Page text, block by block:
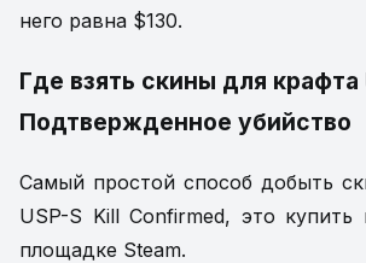
него равна $130.
Где взять скины для крафта
Подтвержденное убийство
Самый простой способ добыть
USP-S Kill Confirmed, это купить
площадке Steam.